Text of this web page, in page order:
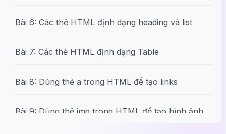
Bài 6: Các thẻ HTML định dạng heading và list
Bài 7: Các thẻ HTML định dạng Table
Bài 8: Dùng thẻ a trong HTML để tạo links
Bài 9: Dùng thẻ img trong HTML để tạo hình ảnh